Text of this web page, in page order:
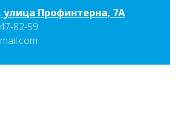
улица Профинтерна, 7А
82-59